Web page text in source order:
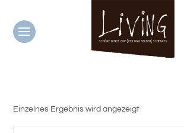
Einzelnes Ergebnis wird angezeigt